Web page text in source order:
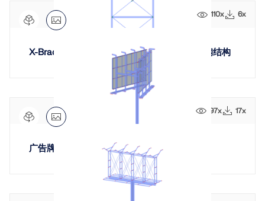
110x 6x
X-Bracing for Steel Structures X型支撑用于钢结构
97x 17x
广告牌结构，可调角度